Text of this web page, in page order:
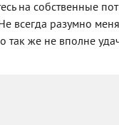
на собственные
всегда разумно
так же не вполне